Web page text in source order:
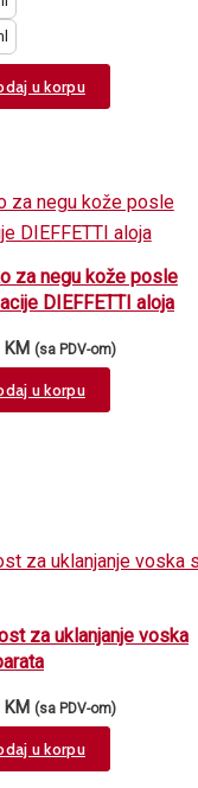
u korpu
product
variants.
The
options
may
chosen
the
za negu kože posle
DIEFFETTI aloja
KM (sa PDV-om)
u korpu
za uklanjanje voska
KM (sa PDV-om)
u korpu